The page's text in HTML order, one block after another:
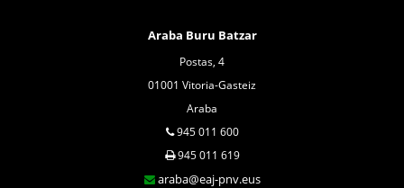
Araba Buru Batzar
Postas, 4
01001 Vitoria-Gasteiz
Araba
945 011 600
945 011 619
araba@eaj-pnv.eus